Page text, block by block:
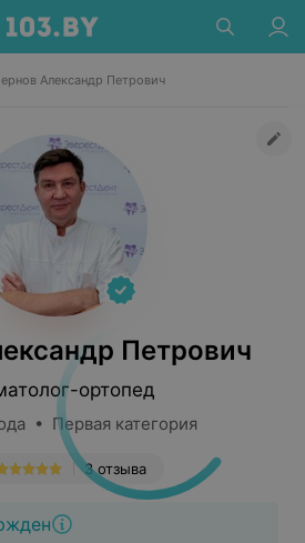
Александр Петрович
Петрович
ортопед
• Первая категория
3 отзыва